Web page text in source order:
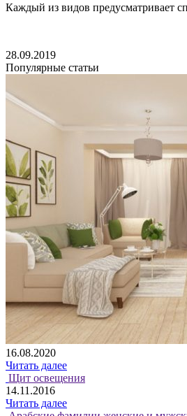
Каждый из видов предусматривает
28.09.2019
Популярные статьи
16.08.2020
Читать далее
Щит освещения
14.11.2016
Читать далее